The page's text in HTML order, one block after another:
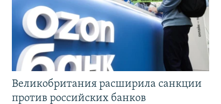
Великобритания расширила санкции
против российских банков